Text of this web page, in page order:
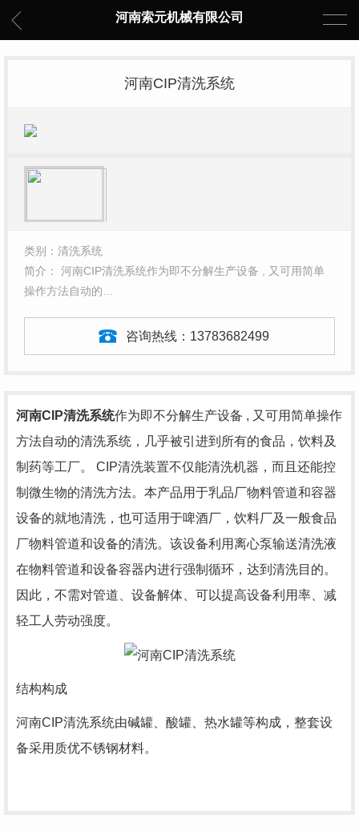
河南索元机械有限公司
河南CIP清洗系统
类别：清洗系统
简介： 河南CIP清洗系统作为即不分解生产设备 , 又可用简单
操作方法自动的…
咨询热线： 13783682499
河南CIP清洗系统作为即不分解生产设备 , 又可用简单操作
方法自动的清洗系统，几乎被引进到所有的食品，饮料及
制药等工厂。 CIP清洗装置不仅能清洗机器，而且还能控
制微生物的清洗方法。本产品用于乳品厂物料管道和容器
设备的就地清洗，也可适用于啤酒厂，饮料厂及一般食品
厂物料管道和设备的清洗。该设备利用离心泵输送清洗液
在物料管道和设备容器内进行强制循环，达到清洗目的。
因此，不需对管道、设备解体、可以提高设备利用率、减
轻工人劳动强度。
结构构成
河南CIP清洗系统由碱罐、酸罐、热水罐等构成，整套设
备采用质优不锈钢材料。